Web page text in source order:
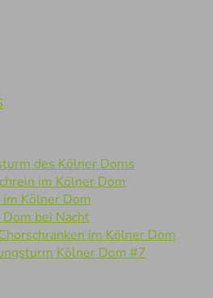
des Kölner Doms
im Kölner Dom
Kölner Dom
bei Nacht
im Kölner Dom
Kölner Dom #7